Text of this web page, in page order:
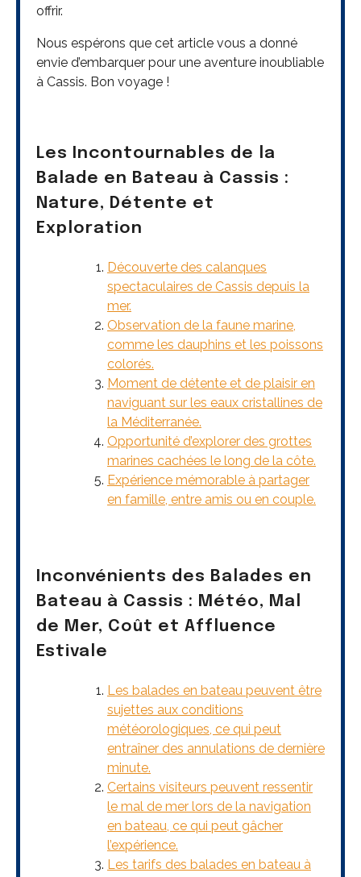
offrir.
Nous espérons que cet article vous a donné
envie d’embarquer pour une aventure inoubliable
à Cassis. Bon voyage !
Les Incontournables de la
Balade en Bateau à Cassis :
Nature, Détente et
Exploration
Découverte des calanques
spectaculaires de Cassis depuis la
mer.
Observation de la faune marine,
comme les dauphins et les poissons
colorés.
Moment de détente et de plaisir en
naviguant sur les eaux cristallines de
la Méditerranée.
Opportunité d’explorer des grottes
marines cachées le long de la côte.
Expérience mémorable à partager
en famille, entre amis ou en couple.
Inconvénients des Balades en
Bateau à Cassis : Météo, Mal
de Mer, Coût et Affluence
Estivale
Les balades en bateau peuvent être
sujettes aux conditions
météorologiques, ce qui peut
entraîner des annulations de dernière
minute.
Certains visiteurs peuvent ressentir
le mal de mer lors de la navigation
en bateau, ce qui peut gâcher
l’expérience.
Les tarifs des balades en bateau à